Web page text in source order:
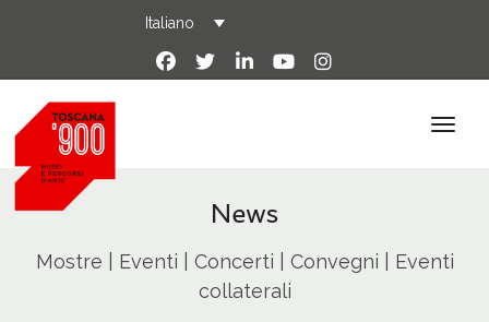
Italiano
News
Mostre | Eventi | Concerti | Convegni | Eventi
collaterali